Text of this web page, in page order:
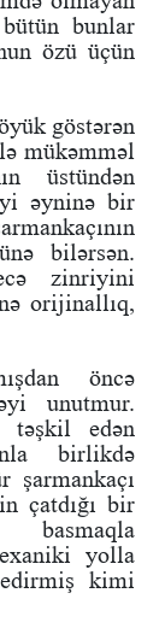
bunlar
özü üçün
göstərən
mükəmməl
üstündən
əyninə bir
bilərsən.
zinriyini
orijinallıq,
öncə
unutmur.
təşkil edən
birlikdə
şarmankaçı
çatdığı bir
basmaqla
yolla
kimi